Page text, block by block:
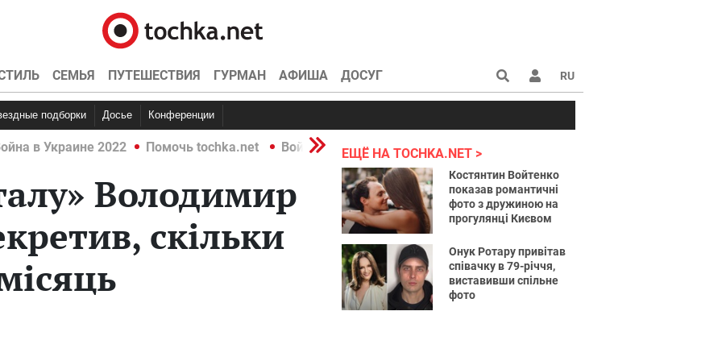
СЕМЬЯ ПУТЕШЕСТВИЯ ГУРМАН АФИША ДОСУГ RU
подборки Досье Конференции
в Украине 2022 Помочь tochka.net Война в Украине 2022
Володимир
скільки
ЕЩЁ НА TOCHKA.NET
Костянтин Войтенко
показав романтичні
фото з дружиною на
прогулянці Києвом
Онук Ротару привітав
співачку в 79-річчя,
виставивши спільне
фото